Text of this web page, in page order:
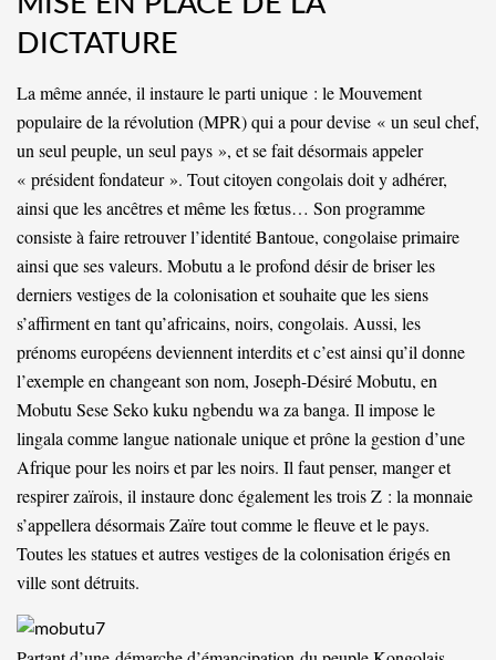
DICTATURE
La même année, il instaure le parti unique : le Mouvement
populaire de la révolution (MPR) qui a pour devise « un seul chef,
un seul peuple, un seul pays », et se fait désormais appeler
« président fondateur ». Tout citoyen congolais doit y adhérer,
ainsi que les ancêtres et même les fœtus… Son programme
consiste à faire retrouver l’identité Bantoue, congolaise primaire
ainsi que ses valeurs. Mobutu a le profond désir de briser les
derniers vestiges de la colonisation et souhaite que les siens
s’affirment en tant qu’africains, noirs, congolais. Aussi, les
prénoms européens deviennent interdits et c’est ainsi qu’il donne
l’exemple en changeant son nom, Joseph-Désiré Mobutu, en
Mobutu Sese Seko kuku ngbendu wa za banga. Il impose le
lingala comme langue nationale unique et prône la gestion d’une
Afrique pour les noirs et par les noirs. Il faut penser, manger et
respirer zaïrois, il instaure donc également les trois Z : la monnaie
s’appellera désormais Zaïre tout comme le fleuve et le pays.
Toutes les statues et autres vestiges de la colonisation érigés en
ville sont détruits.